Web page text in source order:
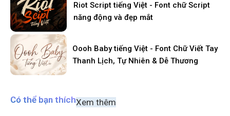
Riot Script tiếng Việt - Font chữ Script
năng động và đẹp mắt
Oooh Baby tiếng Việt - Font Chữ Viết Tay
Thanh Lịch, Tự Nhiên & Dễ Thương
Có thể bạn thíchXem thêm